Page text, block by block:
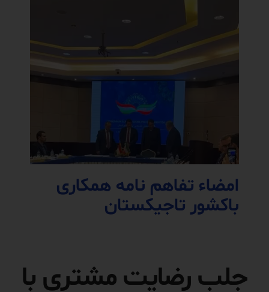
امضاء تفاهم نامه همکاری
باکشور تاجیکستان
جلب رضایت مشتری با